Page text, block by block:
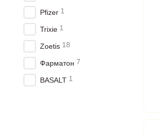
Pfizer 1
Trixie 1
Zoetis 18
Фарматон 7
BASALT 1